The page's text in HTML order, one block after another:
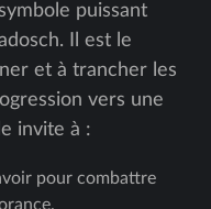
puissant
Il est le
et à trancher les
vers une
invite à :
pour combattre